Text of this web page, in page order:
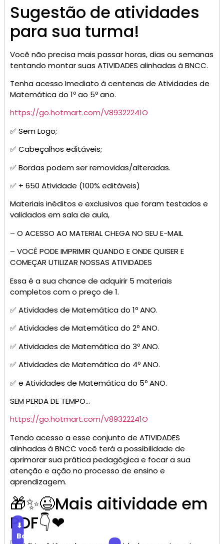
Sugestão de atividades
para sua turma!
Você não precisa mais passar horas, dias ou semanas
tentando montar suas ATIVIDADES alinhadas à BNCC.
Tenha acesso Imediato à centenas de Atividades de
Matemática do 1º ao 5º ano.
https://go.hotmart.com/V89322241O
✅ Sem Logo;
✅ Cabeçalhos editáveis;
✅ Bordas podem ser removidas/alteradas.
✅ + 650 Atividade (100% editáveis)
Materiais inéditos e exclusivos que foram testados e
validados em sala de aula,
– O ACESSO AO MATERIAL CHEGA NO SEU E-MAIL
– VOCÊ PODE IMPRIMIR QUANDO E ONDE QUISER E
COMEÇAR UTILIZAR NOSSAS ATIVIDADES
Essa é a sua chance de adquirir 5 materiais
completos com o preço de 1.
✅ Atividades de Matemática do 1º ANO.
✅ Atividades de Matemática do 2º ANO.
✅ Atividades de Matemática do 3º ANO.
✅ Atividades de Matemática do 4º ANO.
✅ e Atividades de Matemática do 5º ANO.
SEM PERDA DE TEMPO…
https://go.hotmart.com/V89322241O
Tendo acesso a esse conjunto de ATIVIDADES
alinhadas à BNCC você terá a possibilidade de
aprimorar sua prática pedagógica e focar a sua
atenção e ação no processo de ensino e
aprendizagem.
🎁✨😉Mais aitividade em
PDF👇❤
⬇
Baixar